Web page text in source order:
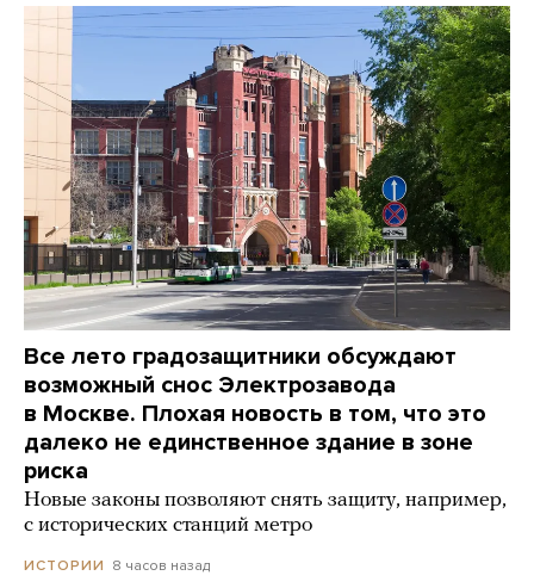
Все лето градозащитники обсуждают
возможный снос Электрозавода
в Москве. Плохая новость в том, что это
далеко не единственное здание в зоне
риска
Новые законы позволяют снять защиту, например,
с исторических станций метро
ИСТОРИИ 8 часов назад